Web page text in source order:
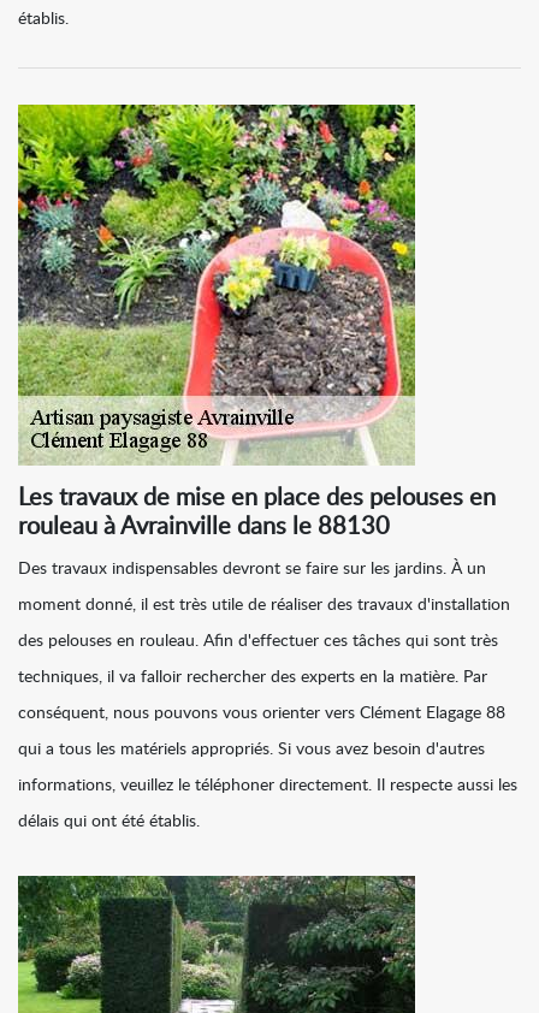
établis.
Les travaux de mise en place des pelouses en
rouleau à Avrainville dans le 88130
Des travaux indispensables devront se faire sur les jardins. À un
moment donné, il est très utile de réaliser des travaux d'installation
des pelouses en rouleau. Afin d'effectuer ces tâches qui sont très
techniques, il va falloir rechercher des experts en la matière. Par
conséquent, nous pouvons vous orienter vers Clément Elagage 88
qui a tous les matériels appropriés. Si vous avez besoin d'autres
informations, veuillez le téléphoner directement. Il respecte aussi les
délais qui ont été établis.